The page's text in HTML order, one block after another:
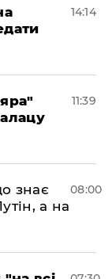
14:14
11:39
знає
а на
08:00